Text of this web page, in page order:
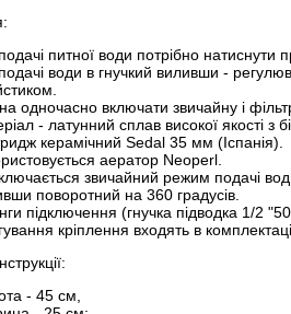
питної води потрібно натиснути
води в гнучкий виливши -
одночасно включати звичайну і
- латунний сплав високої якості з
керамічний Sedal 35 мм (Іспанія).
аератор Neoperl.
звичайний режим подачі
поворотний на 360 градусів.
підключення (гнучка підводка 1/2
кріплення входять в
- 45 см,